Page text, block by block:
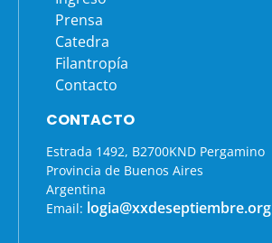
Prensa
Catedra
Filantropía
Contacto
CONTACTO
Estrada 1492, B2700KND Pergamino
Provincia de Buenos Aires
Argentina
Email: logia@xxdeseptiembre.org